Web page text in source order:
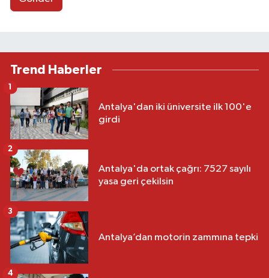
Trend Haberler
Antalya'dan iki üniversite ilk 100'e
girdi
1
Antalya'da ortak çağrı: 7527 sayılı
yasa geri çekilsin
2
Antalya’dan motorin zammına tepki
3
4